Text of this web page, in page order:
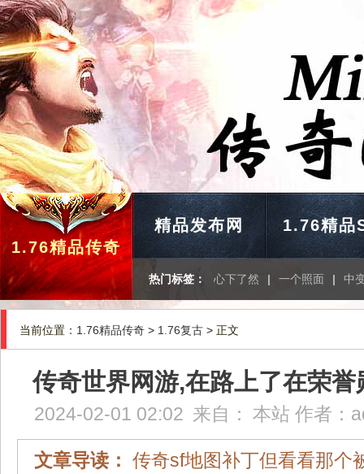
1.76精品传奇
精品发布网 1.76精品
热门标签： 心下了然 | 一个照面 | 中
当前位置： 1.76精品传奇 > 1.76复古 > 正文
传奇世界网游,在路上了在荣
2024-02-01 02:02 来自： 本站 作者：
文章导读： 传奇sf地图补丁但看看那个